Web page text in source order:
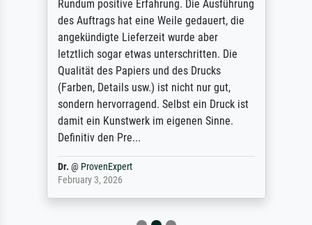
Rundum positive Erfahrung. Die Ausführung
des Auftrags hat eine Weile gedauert, die
angekündigte Lieferzeit wurde aber
letztlich sogar etwas unterschritten. Die
Qualität des Papiers und des Drucks
(Farben, Details usw.) ist nicht nur gut,
sondern hervorragend. Selbst ein Druck ist
damit ein Kunstwerk im eigenen Sinne.
Definitiv den Pre...
Dr. @ ProvenExpert
February 3, 2026